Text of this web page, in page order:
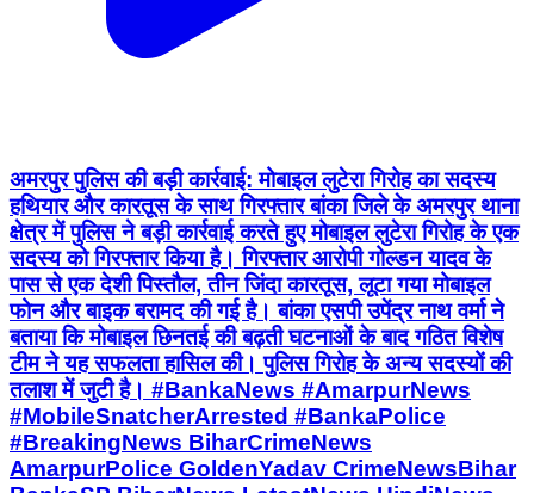
अमरपुर पुलिस की बड़ी कार्रवाई: मोबाइल लुटेरा गिरोह का सदस्य
हथियार और कारतूस के साथ गिरफ्तार बांका जिले के अमरपुर थाना
क्षेत्र में पुलिस ने बड़ी कार्रवाई करते हुए मोबाइल लुटेरा गिरोह के एक
सदस्य को गिरफ्तार किया है। गिरफ्तार आरोपी गोल्डन यादव के
पास से एक देशी पिस्तौल, तीन जिंदा कारतूस, लूटा गया मोबाइल
फोन और बाइक बरामद की गई है। बांका एसपी उपेंद्र नाथ वर्मा ने
बताया कि मोबाइल छिनतई की बढ़ती घटनाओं के बाद गठित विशेष
टीम ने यह सफलता हासिल की। पुलिस गिरोह के अन्य सदस्यों की
तलाश में जुटी है। #BankaNews #AmarpurNews
#MobileSnatcherArrested #BankaPolice
#BreakingNews BiharCrimeNews
AmarpurPolice GoldenYadav CrimeNewsBihar